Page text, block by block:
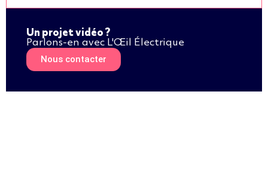
Un projet vidéo ?
Parlons-en avec L'Œil Électrique
Nous contacter